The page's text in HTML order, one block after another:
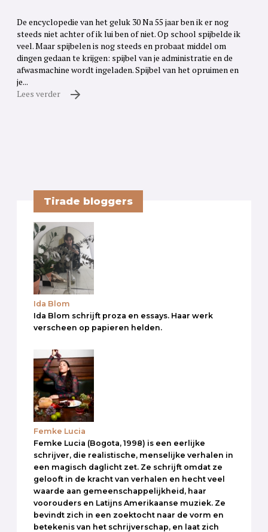
De encyclopedie van het geluk 30 Na 55 jaar ben ik er nog
steeds niet achter of ik lui ben of niet. Op school spijbelde ik
veel. Maar spijbelen is nog steeds en probaat middel om
dingen gedaan te krijgen: spijbel van je administratie en de
afwasmachine wordt ingeladen. Spijbel van het opruimen en
je...
Lees verder
Tirade bloggers
Ida Blom
Ida Blom schrijft proza en essays. Haar werk
verscheen op papieren helden.
Femke Lucia
Femke Lucia (Bogota, 1998) is een eerlijke
schrijver, die realistische, menselijke verhalen in
een magisch daglicht zet. Ze schrijft omdat ze
gelooft in de kracht van verhalen en hecht veel
waarde aan gemeenschappelijkheid, haar
voorouders en Latijns Amerikaanse muziek. Ze
bevindt zich in een zoektocht naar de vorm en
betekenis van het schrijverschap, en laat zich